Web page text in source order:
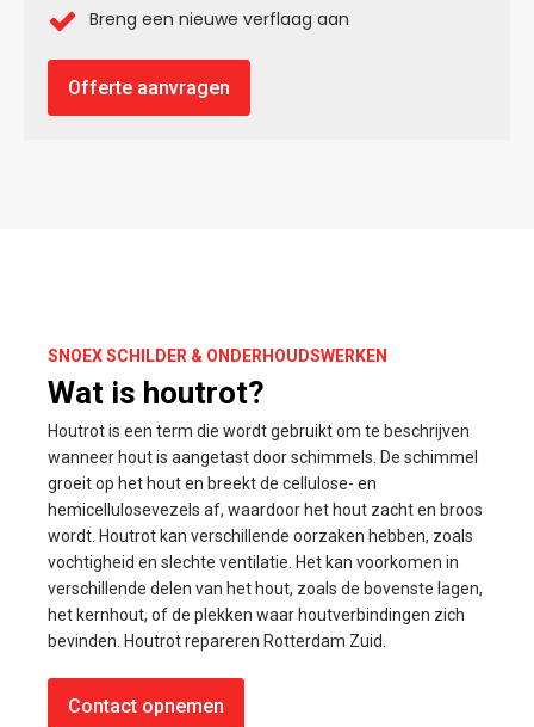
Breng een nieuwe verflaag aan
Offerte aanvragen
SNOEX SCHILDER & ONDERHOUDSWERKEN
Wat is houtrot?
Houtrot is een term die wordt gebruikt om te beschrijven
wanneer hout is aangetast door schimmels. De schimmel
groeit op het hout en breekt de cellulose- en
hemicellulosevezels af, waardoor het hout zacht en broos
wordt. Houtrot kan verschillende oorzaken hebben, zoals
vochtigheid en slechte ventilatie. Het kan voorkomen in
verschillende delen van het hout, zoals de bovenste lagen,
het kernhout, of de plekken waar houtverbindingen zich
bevinden. Houtrot repareren Rotterdam Zuid.
Contact opnemen